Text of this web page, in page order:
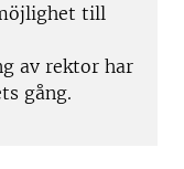
till
av rektor har
gång.